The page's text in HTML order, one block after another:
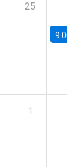
25
1